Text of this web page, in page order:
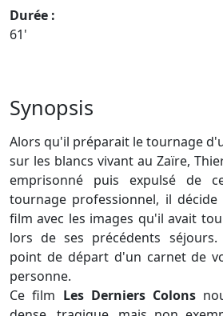
Durée :
61'
Synopsis
Alors qu'il préparait le tournage
sur les blancs vivant au Zaïre,
emprisonné puis expulsé de
tournage professionnel, il
film avec les images qu'il avait
lors de ses précédents
point de départ d'un carnet de
personne.
Ce film Les Derniers Colons